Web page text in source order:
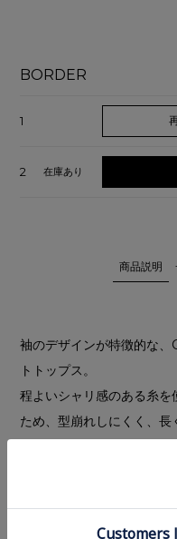
BORDER
1
2 在庫あり
商品説明
袖のデザインが特徴的な
トトップス。
程よいシャリ感のある糸
ため、型崩れしにくく、長